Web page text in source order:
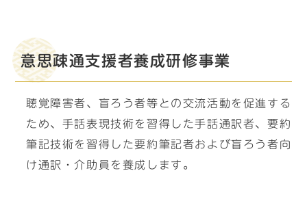
意思疎通支援者養成研修事業
聴覚障害者、盲ろう者等との交流活動を促進する
ため、手話表現技術を習得した手話通訳者、要約
筆記技術を習得した要約筆記者および盲ろう者向
け通訳・介助員を養成します。